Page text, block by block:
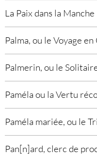
La Paix dans la Manche
Palma, ou le Voyage
Palmerin, ou le
Paméla ou la Vertu
Paméla mariée, ou le
Pan[n]ard, clerc de